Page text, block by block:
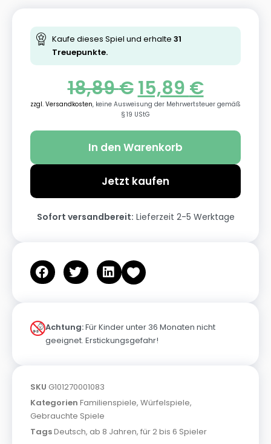
Kaufe dieses Spiel und erhalte 31
Treuepunkte.
18,89€ 15,89 €
zzgl. Versandkosten, keine Ausweisung der Mehrwertsteuer gemäß
§ 19 UStG
In den Warenkorb
Jetzt kaufen
Sofort versandbereit: Lieferzeit 2-5 Werktage
Achtung:Für Kinder unter 36 Monaten nicht
geeignet. Erstickungsgefahr!
SKU G101270001083
Kategorien Familienspiele, Würfelspiele,
Gebrauchte Spiele
TagsDeutsch, ab 8 Jahren, für 2 bis 6 Spieler